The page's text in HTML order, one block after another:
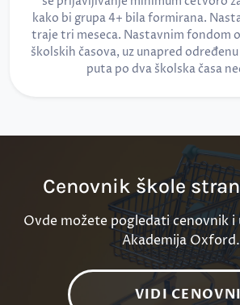
kako bi grupa 4+ bila formirana.
traje tri meseca. Nastavnim fondom
školskih časova, uz unapred
puta po dva školska časa
Cenovnik škole
Ovde možete pogledati cenovnik i
Akademija Oxford.
VIDI